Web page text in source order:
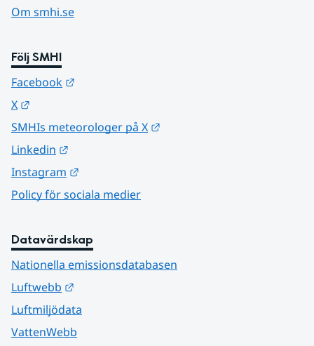
Om smhi.se
Följ SMHI
Facebook
X
SMHIs meteorologer på X
Linkedin
Instagram
Policy för sociala medier
Datavärdskap
Nationella emissionsdatabasen
Luftwebb
Luftmiljödata
VattenWebb